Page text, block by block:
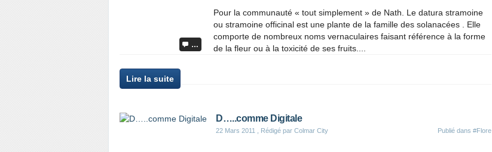
…
Pour la communauté « tout simplement » de Nath. Le datura stramoine
ou stramoine officinal est une plante de la famille des solanacées . Elle
comporte de nombreux noms vernaculaires faisant référence à la forme
de la fleur ou à la toxicité de ses fruits....
Lire la suite
D…..comme Digitale
22 Mars 2011 , Rédigé par Colmar City Publié dans #Flore